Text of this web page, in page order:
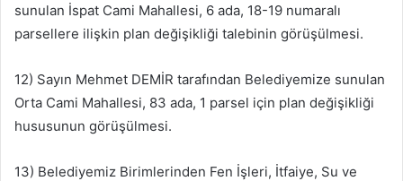
sunulan İspat Cami Mahallesi, 6 ada, 18-19 numaralı
parsellere ilişkin plan değişikliği talebinin görüşülmesi.
12) Sayın Mehmet DEMİR tarafından Belediyemize sunulan
Orta Cami Mahallesi, 83 ada, 1 parsel için plan değişikliği
hususunun görüşülmesi.
13) Belediyemiz Birimlerinden Fen İşleri, İtfaiye, Su ve